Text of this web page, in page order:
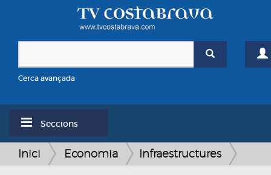
Cerca avançada
Seccions
Inici Economia Infraestructures